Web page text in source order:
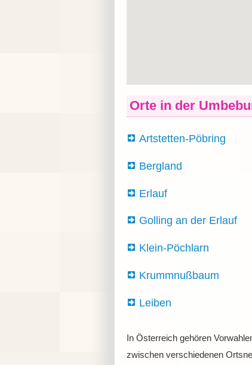
Orte in der
Artstetten-Pöbring
Bergland
Erlauf
Golling an der Erlauf
Klein-Pöchlarn
Krummnußbaum
Leiben
In Österreich gehören
zwischen verschiedenen